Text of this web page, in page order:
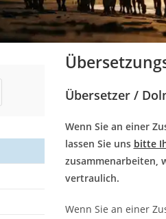
Übersetzer /
Wenn Sie an einer
lassen Sie uns bitte
zusammenarbeiten,
vertraulich.
Wenn Sie an einer